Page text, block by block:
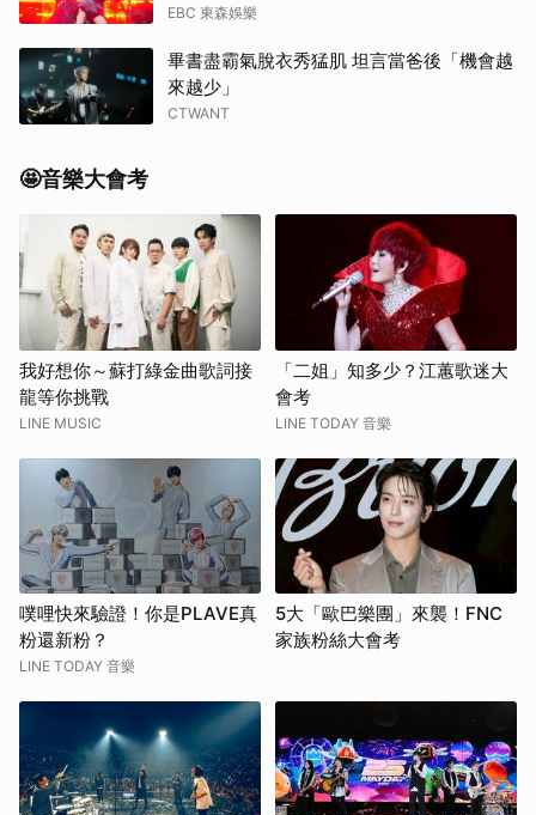
EBC 東森娛樂
畢書盡霸氣脫衣秀猛肌 坦言當爸後「機會越
來越少」
CTWANT
🤩音樂大會考
我好想你～蘇打綠金曲歌詞接
龍等你挑戰
LINE MUSIC
「二姐」知多少？江蕙歌迷大
會考
LINE TODAY 音樂
噗哩快來驗證！你是PLAVE真
粉還新粉？
LINE TODAY 音樂
5大「歐巴樂團」來襲！FNC
家族粉絲大會考